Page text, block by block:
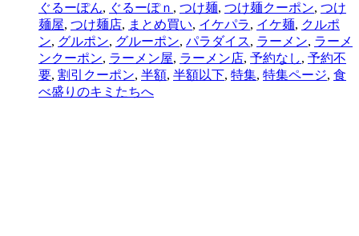
ぐるーぽん, ぐるーぽｎ , つけ麺, つけ麺クーポン, つけ
麺屋, つけ麺店, まとめ買い, イケパラ, イケ麺, クルポ
ン, グルポン, グルーポン, パラダイス, ラーメン, ラーメ
ンクーポン, ラーメン屋, ラーメン店, 予約なし, 予約不
要, 割引クーポン, 半額, 半額以下, 特集, 特集ページ, 食
べ盛りのキミたちへ